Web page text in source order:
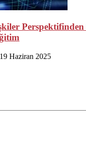
19 Haziran 2025